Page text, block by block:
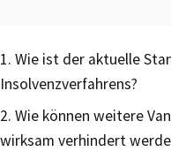
1. Wie ist der aktuelle
Insolvenzverfahrens?
2. Wie können weitere
wirksam verhindert